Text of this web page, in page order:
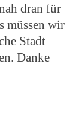
dran für
müssen wir
Stadt
Danke